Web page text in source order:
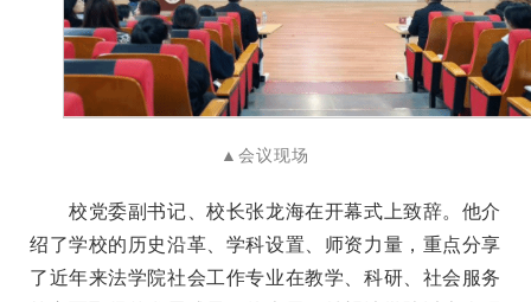
▲会议现场
校党委副书记、校长张龙海在开幕式上致辞。他介
绍了学校的历史沿革、学科设置、师资力量，重点分享
了近年来法学院社会工作专业在教学、科研、社会服务